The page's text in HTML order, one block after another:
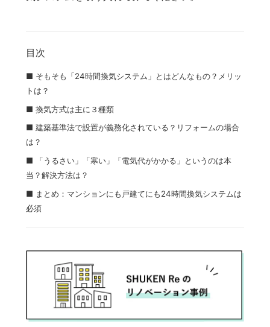
目次
■ そもそも「24時間換気システム」とはどんなもの？メリッ
トは？
■ 換気方式は主に３種類
■ 建築基準法で設置が義務化されている？リフォームの場合
は？
■ 「うるさい」「寒い」「電気代がかかる」というのは本
当？解決方法は？
■ まとめ：マンションにも戸建てにも24時間換気システムは
必須